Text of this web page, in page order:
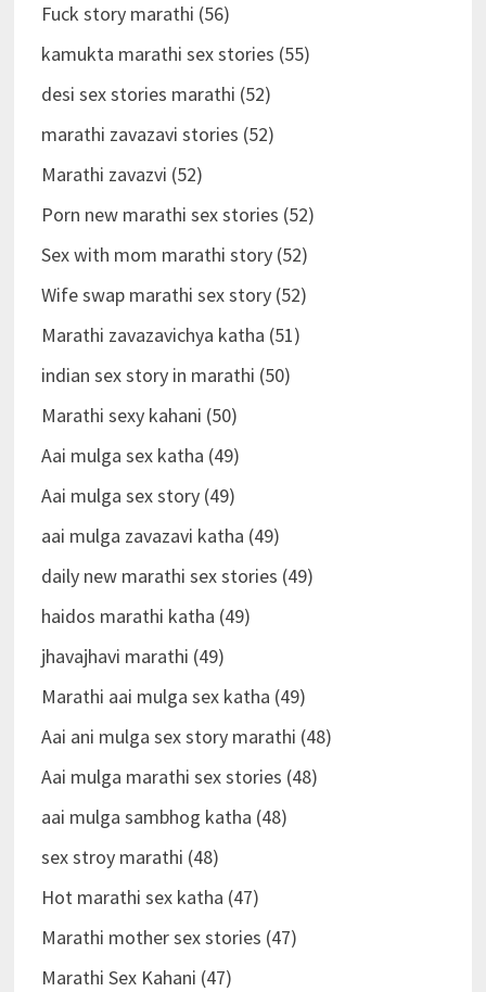
Fuck story marathi (56)
kamukta marathi sex stories (55)
desi sex stories marathi (52)
marathi zavazavi stories (52)
Marathi zavazvi (52)
Porn new marathi sex stories (52)
Sex with mom marathi story (52)
Wife swap marathi sex story (52)
Marathi zavazavichya katha (51)
indian sex story in marathi (50)
Marathi sexy kahani (50)
Aai mulga sex katha (49)
Aai mulga sex story (49)
aai mulga zavazavi katha (49)
daily new marathi sex stories (49)
haidos marathi katha (49)
jhavajhavi marathi (49)
Marathi aai mulga sex katha (49)
Aai ani mulga sex story marathi (48)
Aai mulga marathi sex stories (48)
aai mulga sambhog katha (48)
sex stroy marathi (48)
Hot marathi sex katha (47)
Marathi mother sex stories (47)
Marathi Sex Kahani (47)